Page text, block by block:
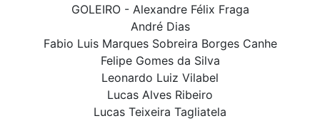
GOLEIRO - Alexandre Félix Fraga
André Dias
Fabio Luis Marques Sobreira Borges Canhe
Felipe Gomes da Silva
Leonardo Luiz Vilabel
Lucas Alves Ribeiro
Lucas Teixeira Tagliatela